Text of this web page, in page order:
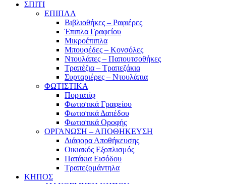
ΣΠΙΤΙ
ΕΠΙΠΛΑ
Βιβλιοθήκες – Ραφιέρες
Έπιπλα Γραφείου
Μικροέπιπλα
Μπουφέδες – Κονσόλες
Ντουλάπες – Παπουτσοθήκες
Τραπέζια – Τραπεζάκια
Συρταριέρες – Ντουλάπια
ΦΩΤΙΣΤΙΚΑ
Πορτατίφ
Φωτιστικά Γραφείου
Φωτιστικά Δαπέδου
Φωτιστικά Οροφής
ΟΡΓΑΝΩΣΗ – ΑΠΟΘΗΚΕΥΣΗ
Διάφορα Αποθήκευσης
Οικιακός Εξοπλισμός
Πατάκια Εισόδου
Τραπεζομάντηλα
ΚΗΠΟΣ